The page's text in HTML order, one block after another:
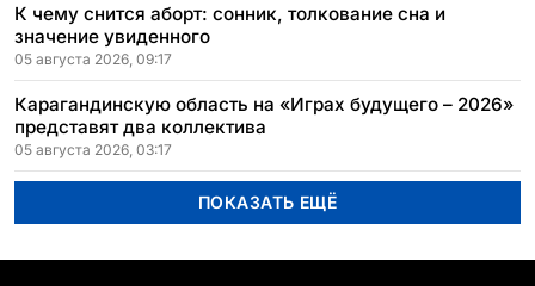
К чему снится аборт: сонник, толкование сна и
значение увиденного
05 августа 2026, 09:17
Карагандинскую область на «Играх будущего – 2026»
представят два коллектива
05 августа 2026, 03:17
ПОКАЗАТЬ ЕЩЁ